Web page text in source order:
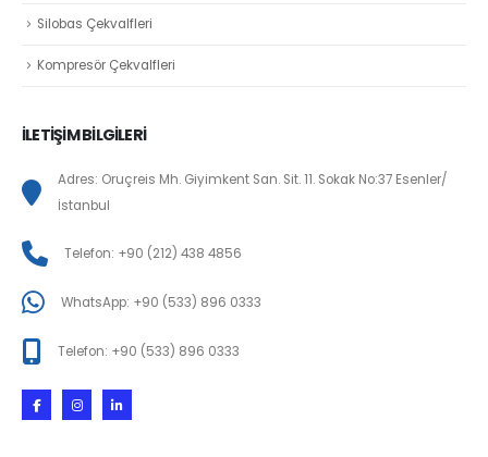
Silobas Çekvalfleri
Kompresör Çekvalfleri
İLETİŞİM BİLGİLERİ
Adres: Oruçreis Mh. Giyimkent San. Sit. 11. Sokak No:37 Esenler/
İstanbul
Telefon: +90 (212) 438 4856
WhatsApp: +90 (533) 896 0333
Telefon: +90 (533) 896 0333